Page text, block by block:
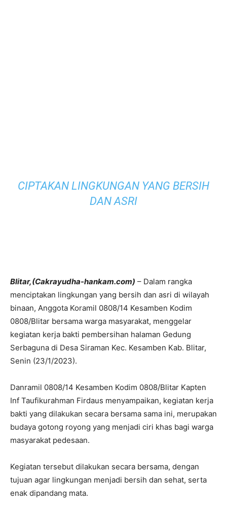
CIPTAKAN LINGKUNGAN YANG BERSIH
DAN ASRI
Blitar,(Cakrayudha-hankam.com) – Dalam rangka
menciptakan lingkungan yang bersih dan asri di wilayah
binaan, Anggota Koramil 0808/14 Kesamben Kodim
0808/Blitar bersama warga masyarakat, menggelar
kegiatan kerja bakti pembersihan halaman Gedung
Serbaguna di Desa Siraman Kec. Kesamben Kab. Blitar,
Senin (23/1/2023).
Danramil 0808/14 Kesamben Kodim 0808/Blitar Kapten
Inf Taufikurahman Firdaus menyampaikan, kegiatan kerja
bakti yang dilakukan secara bersama sama ini, merupakan
budaya gotong royong yang menjadi ciri khas bagi warga
masyarakat pedesaan.
Kegiatan tersebut dilakukan secara bersama, dengan
tujuan agar lingkungan menjadi bersih dan sehat, serta
enak dipandang mata.